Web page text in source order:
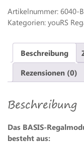
60
x
Menge
Artikelnummer: 6040-
Kategorien: youRS
Beschreibung
Rezensionen (0)
Beschreibung
Das BASIS-
besteht aus: